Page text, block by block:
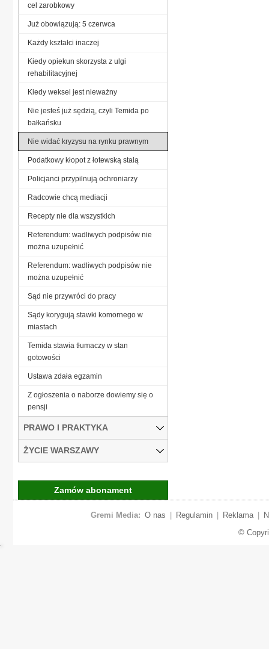
cel zarobkowy
Już obowiązują: 5 czerwca
Każdy kształci inaczej
Kiedy opiekun skorzysta z ulgi
rehabilitacyjnej
Kiedy weksel jest nieważny
Nie jesteś już sędzią, czyli Temida po
bałkańsku
Nie widać kryzysu na rynku prawnym
Podatkowy kłopot z łotewską stalą
Policjanci przypilnują ochroniarzy
Radcowie chcą mediacji
Recepty nie dla wszystkich
Referendum: wadliwych podpisów nie
można uzupełnić
Referendum: wadliwych podpisów nie
można uzupełnić
Sąd nie przywróci do pracy
Sądy korygują stawki komornego w
miastach
Temida stawia tłumaczy w stan
gotowości
Ustawa zdała egzamin
Z ogłoszenia o naborze dowiemy się o
pensji
PRAWO I PRAKTYKA
ŻYCIE WARSZAWY
Zamów abonament
Gremi Media: O nas Regulamin Reklama
©